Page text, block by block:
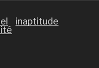
inaptitude